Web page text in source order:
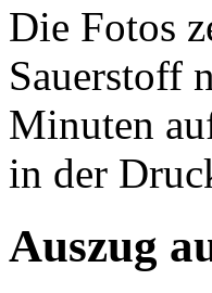
Die Fotos
Sauerstoff
Minuten
in der
Auszug